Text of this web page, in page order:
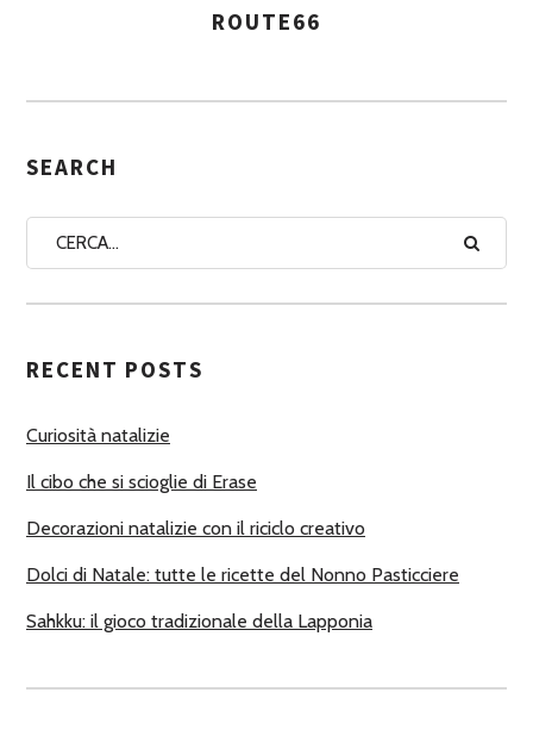
S
G
A
U
O
I
ROUTE66
SEARCH
RECENT POSTS
Curiosità natalizie
Il cibo che si scioglie di Erase
Decorazioni natalizie con il riciclo creativo
Dolci di Natale: tutte le ricette del Nonno Pasticciere
Sahkku: il gioco tradizionale della Lapponia